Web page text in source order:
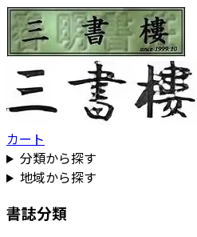
カート
分類から探す
地域から探す
書誌分類